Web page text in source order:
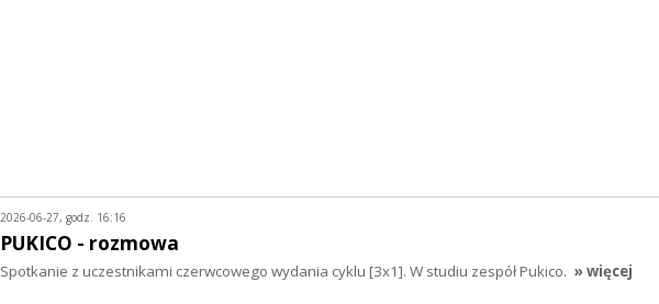
2026-06-27, godz. 16:16
PUKICO - rozmowa
Spotkanie z uczestnikami czerwcowego wydania cyklu [3x1]. W studiu zespół Pukico. » więcej